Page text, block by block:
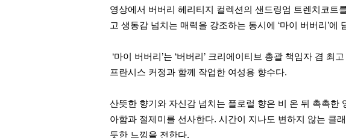
영상에서 버버리 헤리티지 컬렉션의 샌드링엄 트렌치코트
고 생동감 넘치는 매력을 강조하는 동시에 ‘마이 버버리 ’에
‘마이 버버리 ’는 ‘버버리 ’ 크리에이티브 총괄 책임자 겸 최
프란시스 커정과 함께 작업한 여성용 향수다.
산뜻한 향기와 자신감 넘치는 플로럴 향은 비 온 뒤 촉촉한
아함과 절제미를 선사한다. 시간이 지나도 변하지 않는 클
듯한 느낌을 전한다.